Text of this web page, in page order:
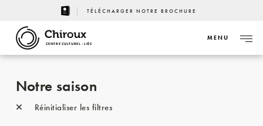
TÉLÉCHARGER NOTRE BROCHURE
CENTRE CULTUREL - LIÈGE
MENU
Notre saison
Réinitialiser les filtres